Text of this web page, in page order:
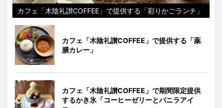
カフェ「木陰礼讃COFFEE」で提供する「彩りかごランチ」
カフェ「木陰礼讃COFFEE」で提供する「薬
膳カレー」
カフェ「木陰礼讃COFFEE」で期間限定提供
するかき氷「コーヒーゼリーとバニラアイ